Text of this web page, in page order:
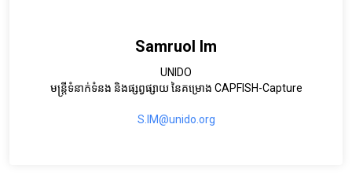
Samruol Im
UNIDO
មន្ត្រីទំនាក់ទំនង និងផ្សព្វផ្សាយ នៃគម្រោង CAPFISH-Capture
S.IM@unido.org